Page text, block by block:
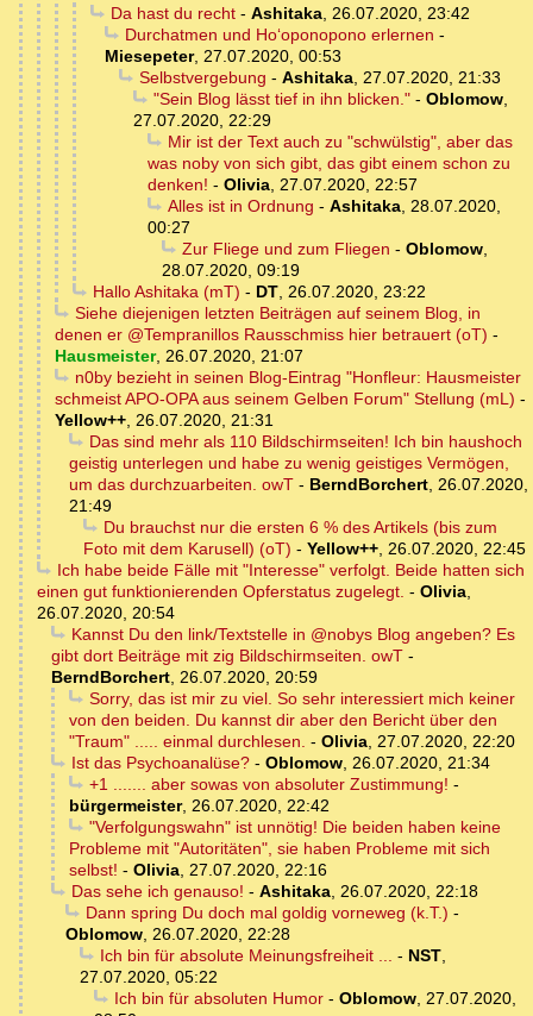
Da hast du recht- Ashitaka, 26.07.2020, 23:42
Durchatmen und Hoʻoponopono erlernen -
Miesepeter, 27.07.2020, 00:53
Selbstvergebung - Ashitaka, 27.07.2020, 21:33
"Sein Blog lässt tief in ihn blicken."- Oblomow,
27.07.2020, 22:29
Mir ist der Text auch zu "schwülstig", aber das
was noby von sich gibt, das gibt einem schon zu
denken! - Olivia, 27.07.2020, 22:57
Alles ist in Ordnung - Ashitaka, 28.07.2020,
00:27
Zur Fliege und zum Fliegen - Oblomow,
28.07.2020, 09:19
Hallo Ashitaka (mT) - DT, 26.07.2020, 23:22
Siehe diejenigen letzten Beiträgen auf seinem Blog, in
denen er @Tempranillos Rausschmiss hier betrauert (oT) -
Hausmeister, 26.07.2020, 21:07
n0by bezieht in seinen Blog-Eintrag "Honfleur: Hausmeister
schmeist APO-OPA aus seinem Gelben Forum" Stellung (mL) -
Yellow++, 26.07.2020, 21:31
Das sind mehr als 110 Bildschirmseiten! Ich bin haushoch
geistig unterlegen und habe zu wenig geistiges Vermögen,
um das durchzuarbeiten. owT - BerndBorchert, 26.07.2020,
21:49
Du brauchst nur die ersten 6 % des Artikels (bis zum
Foto mit dem Karusell) (oT) - Yellow++, 26.07.2020, 22:45
Ich habe beide Fälle mit "Interesse" verfolgt. Beide hatten sich
einen gut funktionierenden Opferstatus zugelegt. - Olivia,
26.07.2020, 20:54
Kannst Du den link/Textstelle in @nobys Blog angeben? Es
gibt dort Beiträge mit zig Bildschirmseiten. owT -
BerndBorchert, 26.07.2020, 20:59
Sorry, das ist mir zu viel. So sehr interessiert mich keiner
von den beiden. Du kannst dir aber den Bericht über den
"Traum" ..... einmal durchlesen. - Olivia, 27.07.2020, 22:20
Ist das Psychoanalüse?- Oblomow, 26.07.2020, 21:34
+1 ....... aber sowas von absoluter Zustimmung! -
bürgermeister, 26.07.2020, 22:42
"Verfolgungswahn" ist unnötig! Die beiden haben keine
Probleme mit "Autoritäten", sie haben Probleme mit sich
selbst! - Olivia, 27.07.2020, 22:16
Das sehe ich genauso! - Ashitaka, 26.07.2020, 22:18
Dann spring Du doch mal goldig vorneweg (k.T.) -
Oblomow, 26.07.2020, 22:28
Ich bin für absolute Meinungsfreiheit ... - NST,
27.07.2020, 05:22
Ich bin für absoluten Humor- Oblomow, 27.07.2020,